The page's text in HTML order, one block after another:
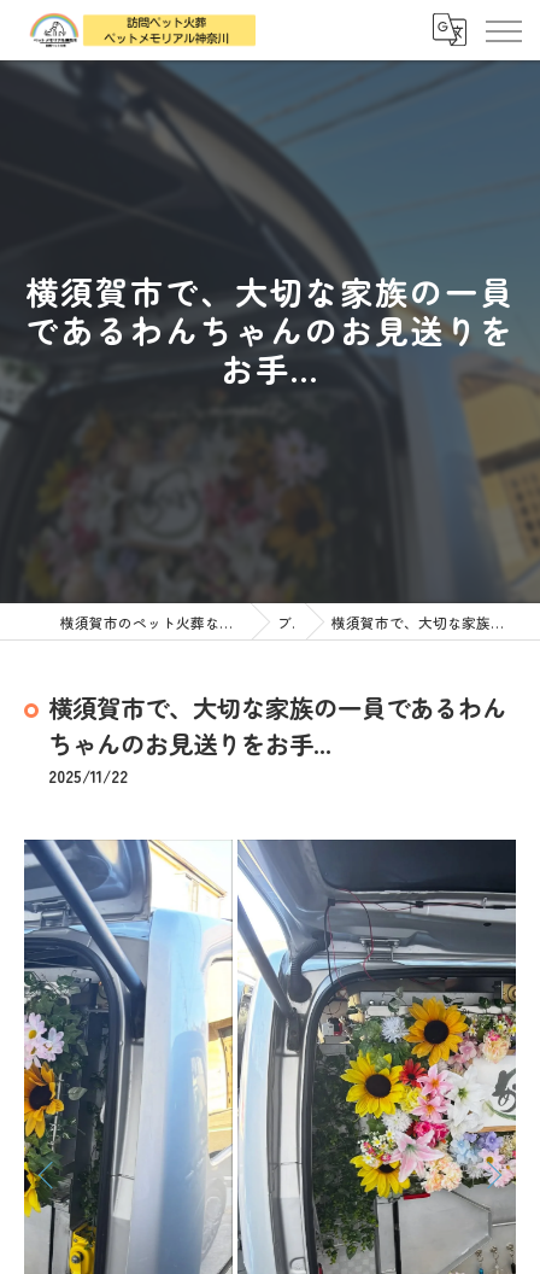
横須賀市で、大切な家族の一員
であるわんちゃんのお見送りを
お手...
横須賀市のペット火葬なら訪問ペット火葬 ペットメモリアル神奈川 ブログ 横須賀市で、大切な家族の一員であるわんちゃんのお見送りをお手...
横須賀市で、大切な家族の一員であるわん
ちゃんのお見送りをお手...
2025/11/22